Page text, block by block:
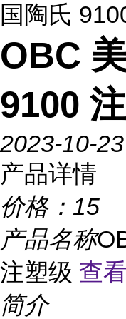
国陶氏
OBC
9100
2023-10-23
产品详情
价格： 15
产品名称
注塑级 查
简介